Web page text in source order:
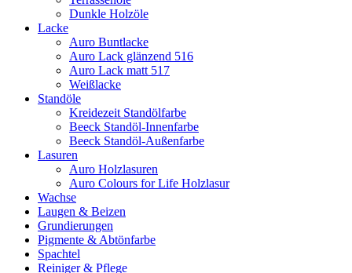
Dunkle Holzöle
Lacke
Auro Buntlacke
Auro Lack glänzend 516
Auro Lack matt 517
Weißlacke
Standöle
Kreidezeit Standölfarbe
Beeck Standöl-Innenfarbe
Beeck Standöl-Außenfarbe
Lasuren
Auro Holzlasuren
Auro Colours for Life Holzlasur
Wachse
Laugen & Beizen
Grundierungen
Pigmente & Abtönfarbe
Spachtel
Reiniger & Pflege